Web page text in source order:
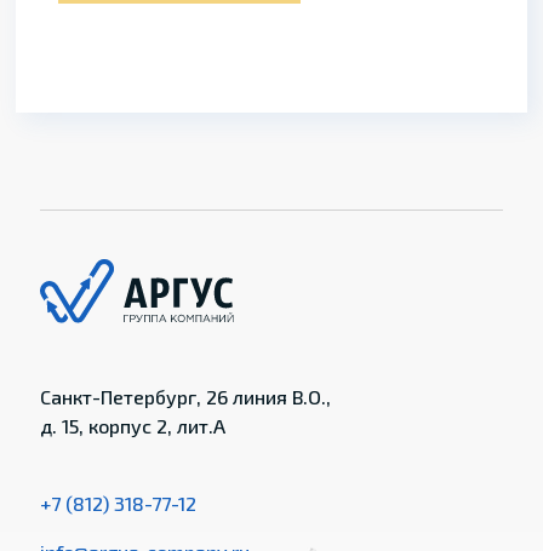
Санкт-Петербург, 26 линия В.О.,
д. 15, корпус 2, лит.А
+7 (812) 318-77-12